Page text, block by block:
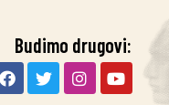
Budimo drugovi: